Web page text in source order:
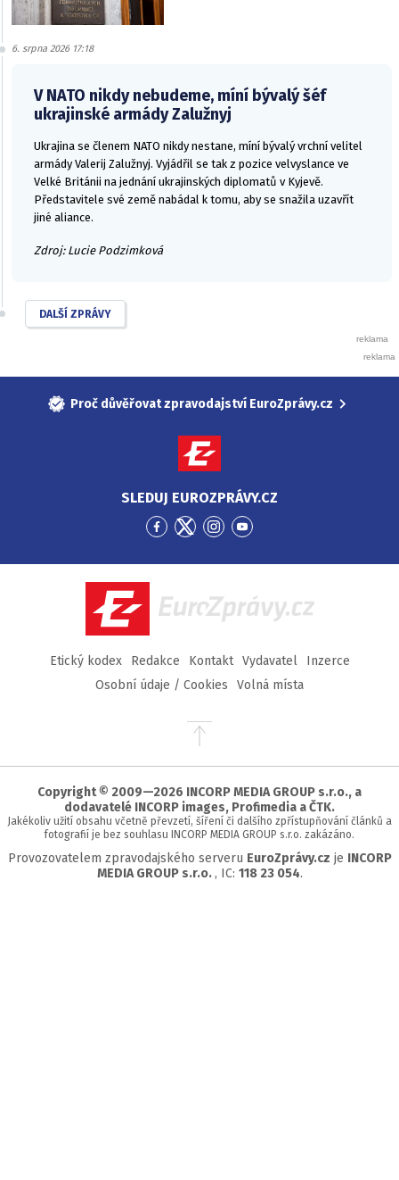
6. srpna 2026 17:18
V NATO nikdy nebudeme, míní bývalý šéf
ukrajinské armády Zalužnyj
Ukrajina se členem NATO nikdy nestane, míní bývalý vrchní velitel
armády Valerij Zalužnyj. Vyjádřil se tak z pozice velvyslance ve
Velké Británii na jednání ukrajinských diplomatů v Kyjevě.
Představitele své země nabádal k tomu, aby se snažila uzavřít
jiné aliance.
Zdroj: Lucie Podzimková
DALŠÍ ZPRÁVY
Proč důvěřovat zpravodajství EuroZprávy.cz
SLEDUJ EUROZPRÁVY.CZ
Přejít
Facebook
Přejít
Twitter
Přejít
Instagram
Přejít
YouTube
EuroZprávy.cz
Etický kodex Redakce Kontakt Vydavatel
Inzerce
Osobní údaje / Cookies
Volná místa
Přejít
stránky
Copyright © 2009—2026 INCORP MEDIA GROUP s.r.o., a
dodavatelé INCORP images, Profimedia a ČTK.
Jakékoliv užití obsahu včetně převzetí, šíření či dalšího zpřístupňování článků a
fotografií je bez souhlasu INCORP MEDIA GROUP s.r.o. zakázáno.
Provozovatelem zpravodajského serveru EuroZprávy.cz je INCORP
MEDIA GROUP s.r.o. , IC: 118 23 054.